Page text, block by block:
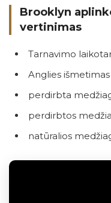
Brooklyn
vertinimas
Tarnavimo
Anglies išmetimas
perdirbta
perdirbtos
natūralios